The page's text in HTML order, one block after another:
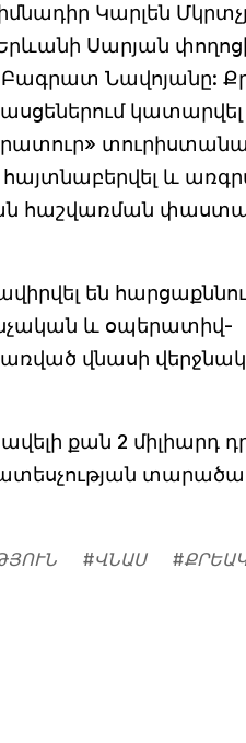
Կարլեն
Սարյան
Բագրատ Նավոյանը:
կատարվել
հայտնաբերվել և
հաշվառման
են
և օպերատիվ-
վնասի
քան 2 միլիարդ
#ՎՆԱՍ #